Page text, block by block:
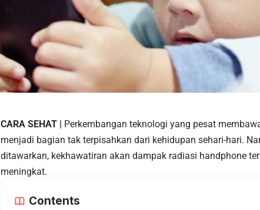
CARA SEHAT | Perkembangan teknologi yang pesat
menjadi bagian tak terpisahkan dari kehidupan sehari-hari.
ditawarkan, kekhawatiran akan dampak radiasi handphone
meningkat.
Contents